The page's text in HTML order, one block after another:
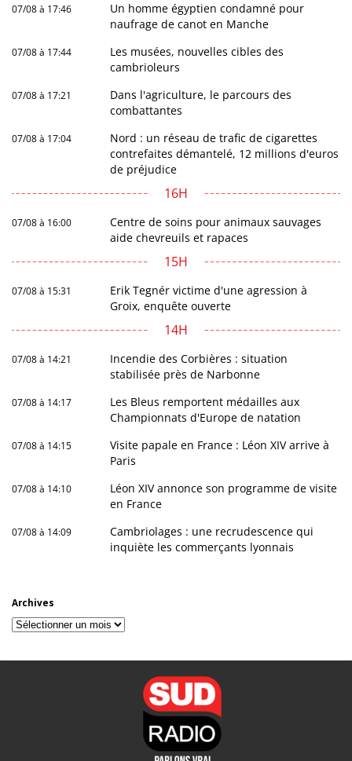
07/08 à 17:46
Un homme égyptien condamné pour
naufrage de canot en Manche
07/08 à 17:44
Les musées, nouvelles cibles des
cambrioleurs
07/08 à 17:21
Dans l'agriculture, le parcours des
combattantes
07/08 à 17:04
Nord : un réseau de trafic de cigarettes
contrefaites démantelé, 12 millions d'euros
de préjudice
16H
07/08 à 16:00
Centre de soins pour animaux sauvages
aide chevreuils et rapaces
15H
07/08 à 15:31
Erik Tegnér victime d'une agression à
Groix, enquête ouverte
14H
07/08 à 14:21
Incendie des Corbières : situation
stabilisée près de Narbonne
07/08 à 14:17
Les Bleus remportent médailles aux
Championnats d'Europe de natation
07/08 à 14:15
Visite papale en France : Léon XIV arrive à
Paris
07/08 à 14:10
Léon XIV annonce son programme de visite
en France
07/08 à 14:09
Cambriolages : une recrudescence qui
inquiète les commerçants lyonnais
Archives
Archives